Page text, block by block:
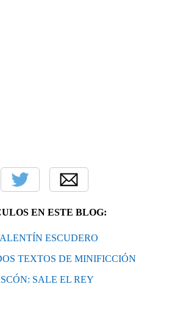
EN ESTE BLOG:
ESCUDERO
TEXTOS DE MINIFICCIÓN
SALE EL REY